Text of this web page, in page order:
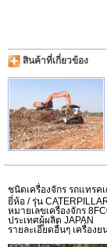
สินค้าที่เกี่ยวข้อง
ชนิดเครื่องจักร รถแทรค
ยี่ห้อ / รุ่น
หมายเลขเครื่องจักร
ประเทศผู้ผลิต JAPAN
รายละเอียดอื่นๆ เครื่อง